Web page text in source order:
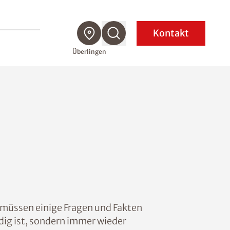
Überlingen
Kontakt
einige Fragen und Fakten
ist, sondern immer wieder